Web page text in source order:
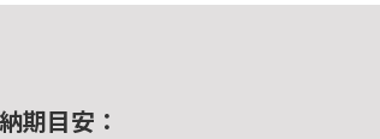
納期目安：